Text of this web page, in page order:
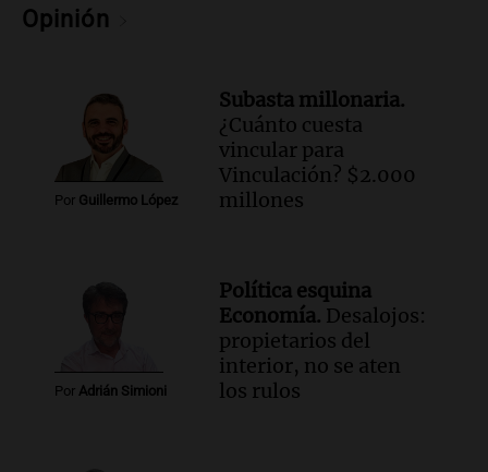
Episodios
Audio.Mateo, a los 25 años, lucha
contra el tiempo: necesita un trasplante
para poder seguir viviend
Estiman que la inflación nacional
de julio será menor al 2,9% registrado
en CABA
Una mañana para todos
Episodios
Opinión
Por Guillermo López
Subasta millonaria.
¿Cuánto cuesta
vincular para
Vinculación? $2.000
millones
Por Adrián Simioni
Política esquina
Economía. Desalojos:
propietarios del
interior, no se aten
los rulos